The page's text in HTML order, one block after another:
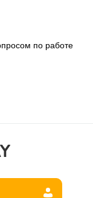
по работе